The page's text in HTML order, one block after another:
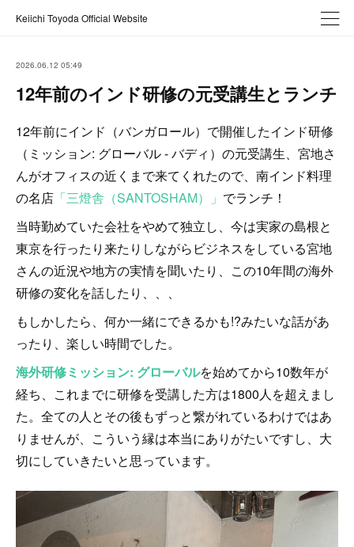
Keiichi Toyoda Official Website
2026.06.12 05:49
12年前のインド研修の元受講生とランチ
12年前にインド（バンガロール）で開催したインド研修
（ミッション: グローバル - バディ）の元受講生、宮地さ
んがオフィスの近くまで来てくれたので、南インド料理
の名店 「三燈舎（SANTOSHAM）」 でランチ！
当時勤めていた会社をやめて独立し、今は実家の島根と
東京を行ったり来たりしながらビジネスをしている宮地
さんの近況や地方の実情を聞いたり、この10年間の海外
研修の変化を話したり、、、
もしかしたら、何か一緒にできるかも!?みたいな話があ
ったり、楽しい時間でした。
海外研修ミッション: グローバルを始めてから10数年が
経ち、これまでに研修を受講した方は1800人を超えまし
た。全ての人とその後もずっと繋がれているわけではあ
りませんが、こういう縁は本当にありがたいですし、大
切にしていきたいと思っています。